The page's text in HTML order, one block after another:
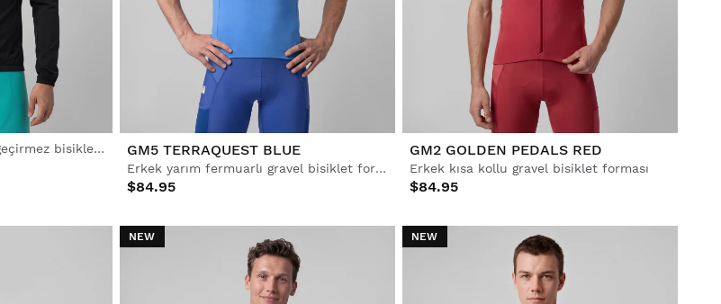
Erkek ultra hafif rüzgar geçirmez bisiklet ceketi GM5 TERRAQUEST BLUE
Erkek yarım fermuarlı gravel bisiklet forması
$84.95
GM2 GOLDEN PEDALS RED
Erkek kısa kollu gravel bisiklet forması
$84.95
NEW NEW